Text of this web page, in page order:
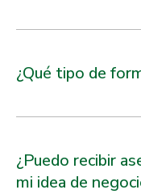
¿Qué tipo de
¿Puedo recibir
mi idea de